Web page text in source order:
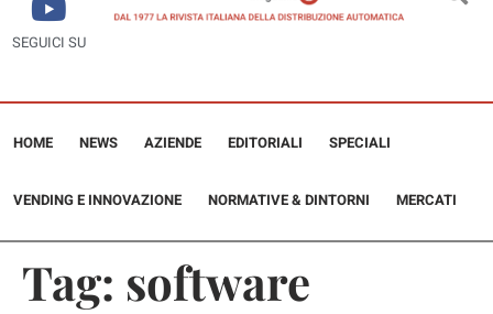
SEGUICI SU
HOME NEWS AZIENDE EDITORIALI SPECIALI
VENDING E INNOVAZIONE NORMATIVE & DINTORNI MERCATI
Tag: software